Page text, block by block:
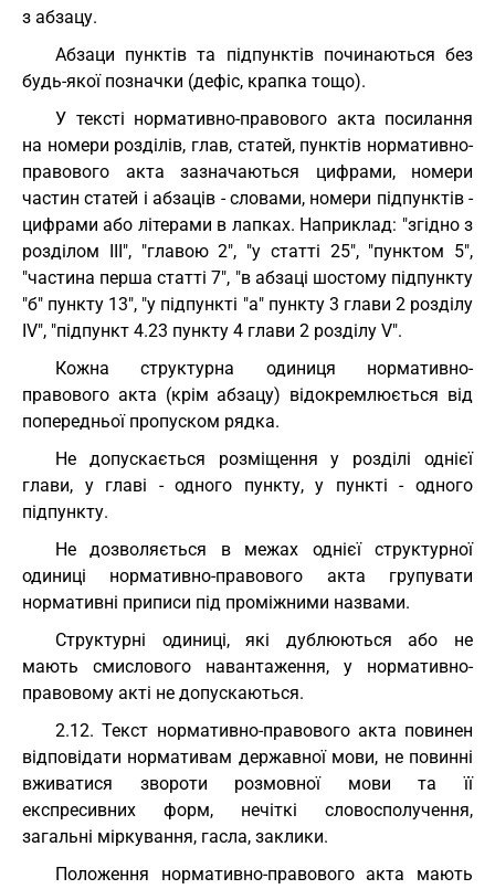
з абзацу.
Абзаци пунктів та підпунктів починаються без
будь-якої позначки (дефіс, крапка тощо).
У тексті нормативно-правового акта посилання
на номери розділів, глав, статей, пунктів нормативно-
правового акта зазначаються цифрами, номери
частин статей і абзаців - словами, номери підпунктів -
цифрами або літерами в лапках. Наприклад: "згідно з
розділом III", "главою 2", "у статті 25", "пунктом 5",
"частина перша статті 7", "в абзаці шостому підпункту
"б" пункту 13", "у підпункті "а" пункту 3 глави 2 розділу
IV", "підпункт 4.23 пункту 4 глави 2 розділу V".
Кожна структурна одиниця нормативно-
правового акта (крім абзацу) відокремлюється від
попередньої пропуском рядка.
Не допускається розміщення у розділі однієї
глави, у главі - одного пункту, у пункті - одного
підпункту.
Не дозволяється в межах однієї структурної
одиниці нормативно-правового акта групувати
нормативні приписи під проміжними назвами.
Структурні одиниці, які дублюються або не
мають смислового навантаження, у нормативно-
правовому акті не допускаються.
2.12. Текст нормативно-правового акта повинен
відповідати нормативам державної мови, не повинні
вживатися звороти розмовної мови та її
експресивних форм, нечіткі словосполучення,
загальні міркування, гасла, заклики.
Положення нормативно-правового акта мають